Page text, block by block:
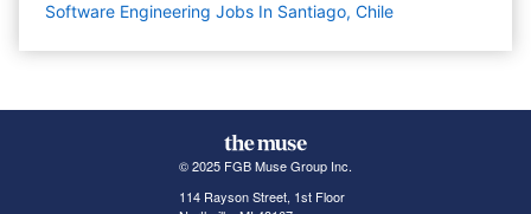
Software Engineering Jobs In Santiago, Chile
© 2025 FGB Muse Group Inc.
114 Rayson Street, 1st Floor